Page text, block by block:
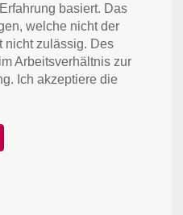
basiert. Das
welche nicht der
nicht zulässig. Des
Arbeitsverhältnis zur
Ich akzeptiere die